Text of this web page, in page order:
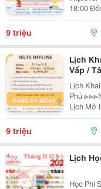
18:00 Đến 21:00 Học Phí Ưu
Basic Tối 3 5 7 Khai Giảng:
9 triệu
Lịch
Vấp /
Lịch
Phú ≫≫≫Nhóm Lớp 3 Tháng/ Đóng Tiền Hp Theo Khóa +
Lịch Mở
Lớp +
Nước
9 triệu
Lịch
Học Phí